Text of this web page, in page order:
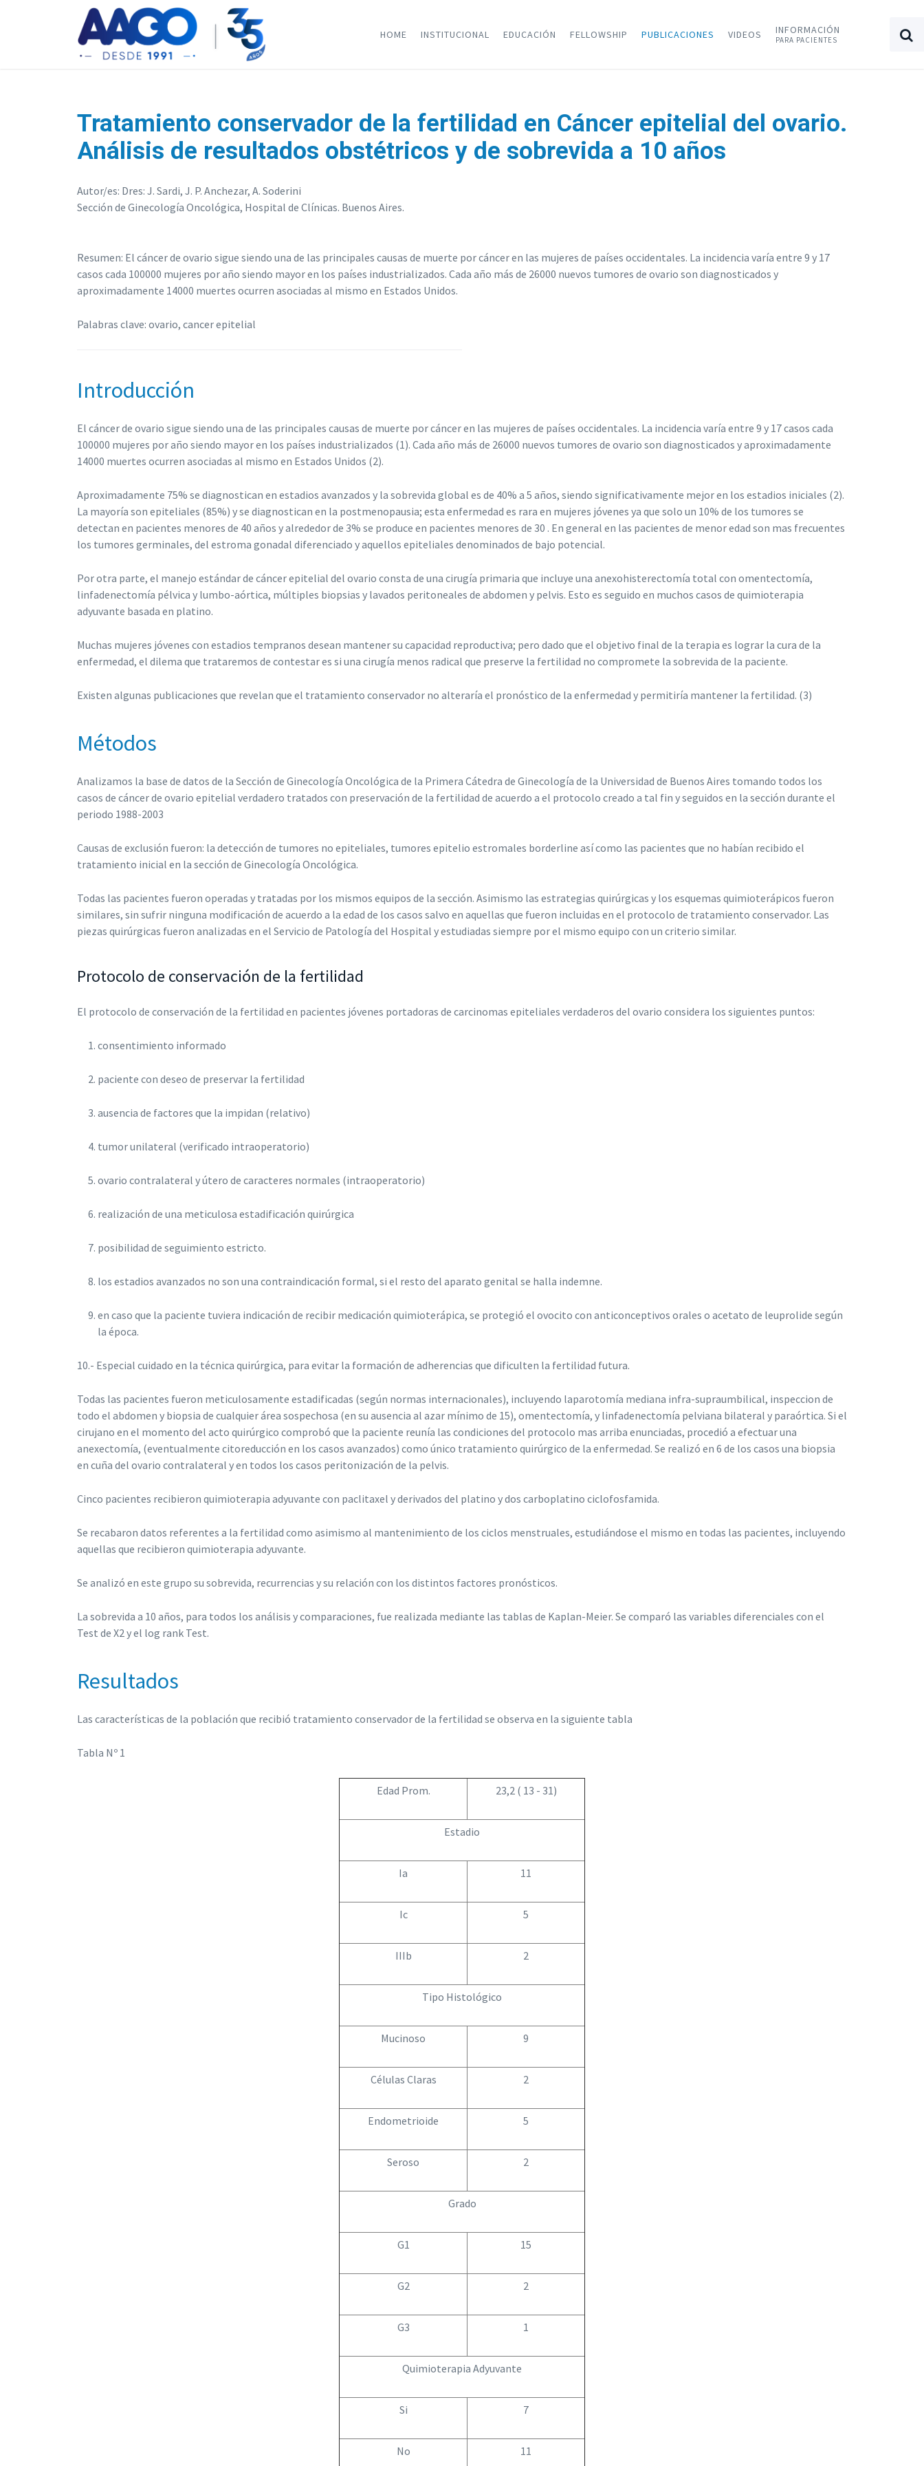
HOME INSTITUCIONAL EDUCACIÓN FELLOWSHIP PUBLICACIONES VIDEOS INFORMACIÓN
PARA PACIENTES
Tratamiento conservador de la fertilidad en Cáncer epitelial del ovario.
Análisis de resultados obstétricos y de sobrevida a 10 años
Autor/es: Dres: J. Sardi, J. P. Anchezar, A. Soderini
Sección de Ginecología Oncológica, Hospital de Clínicas. Buenos Aires.
Resumen: El cáncer de ovario sigue siendo una de las principales causas de muerte por cáncer en las mujeres de países occidentales. La incidencia varía entre 9 y 17
casos cada 100000 mujeres por año siendo mayor en los países industrializados. Cada año más de 26000 nuevos tumores de ovario son diagnosticados y
aproximadamente 14000 muertes ocurren asociadas al mismo en Estados Unidos.
Palabras clave: ovario, cancer epitelial
Introducción
El cáncer de ovario sigue siendo una de las principales causas de muerte por cáncer en las mujeres de países occidentales. La incidencia varía entre 9 y 17 casos cada
100000 mujeres por año siendo mayor en los países industrializados (1). Cada año más de 26000 nuevos tumores de ovario son diagnosticados y aproximadamente
14000 muertes ocurren asociadas al mismo en Estados Unidos (2).
Aproximadamente 75% se diagnostican en estadios avanzados y la sobrevida global es de 40% a 5 años, siendo significativamente mejor en los estadios iniciales (2).
La mayoría son epiteliales (85%) y se diagnostican en la postmenopausia; esta enfermedad es rara en mujeres jóvenes ya que solo un 10% de los tumores se
detectan en pacientes menores de 40 años y alrededor de 3% se produce en pacientes menores de 30 . En general en las pacientes de menor edad son mas frecuentes
los tumores germinales, del estroma gonadal diferenciado y aquellos epiteliales denominados de bajo potencial.
Por otra parte, el manejo estándar de cáncer epitelial del ovario consta de una cirugía primaria que incluye una anexohisterectomía total con omentectomía,
linfadenectomía pélvica y lumbo-aórtica, múltiples biopsias y lavados peritoneales de abdomen y pelvis. Esto es seguido en muchos casos de quimioterapia
adyuvante basada en platino.
Muchas mujeres jóvenes con estadios tempranos desean mantener su capacidad reproductiva; pero dado que el objetivo final de la terapia es lograr la cura de la
enfermedad, el dilema que trataremos de contestar es si una cirugía menos radical que preserve la fertilidad no compromete la sobrevida de la paciente.
Existen algunas publicaciones que revelan que el tratamiento conservador no alteraría el pronóstico de la enfermedad y permitiría mantener la fertilidad. (3)
Métodos
Analizamos la base de datos de la Sección de Ginecología Oncológica de la Primera Cátedra de Ginecología de la Universidad de Buenos Aires tomando todos los
casos de cáncer de ovario epitelial verdadero tratados con preservación de la fertilidad de acuerdo a el protocolo creado a tal fin y seguidos en la sección durante el
periodo 1988-2003
Causas de exclusión fueron: la detección de tumores no epiteliales, tumores epitelio estromales borderline así como las pacientes que no habían recibido el
tratamiento inicial en la sección de Ginecología Oncológica.
Todas las pacientes fueron operadas y tratadas por los mismos equipos de la sección. Asimismo las estrategias quirúrgicas y los esquemas quimioterápicos fueron
similares, sin sufrir ninguna modificación de acuerdo a la edad de los casos salvo en aquellas que fueron incluidas en el protocolo de tratamiento conservador. Las
piezas quirúrgicas fueron analizadas en el Servicio de Patología del Hospital y estudiadas siempre por el mismo equipo con un criterio similar.
Protocolo de conservación de la fertilidad
El protocolo de conservación de la fertilidad en pacientes jóvenes portadoras de carcinomas epiteliales verdaderos del ovario considera los siguientes puntos:
consentimiento informado
paciente con deseo de preservar la fertilidad
ausencia de factores que la impidan (relativo)
tumor unilateral (verificado intraoperatorio)
ovario contralateral y útero de caracteres normales (intraoperatorio)
realización de una meticulosa estadificación quirúrgica
posibilidad de seguimiento estricto.
los estadios avanzados no son una contraindicación formal, si el resto del aparato genital se halla indemne.
en caso que la paciente tuviera indicación de recibir medicación quimioterápica, se protegió el ovocito con anticonceptivos orales o acetato de leuprolide según
la época.
10.- Especial cuidado en la técnica quirúrgica, para evitar la formación de adherencias que dificulten la fertilidad futura.
Todas las pacientes fueron meticulosamente estadificadas (según normas internacionales), incluyendo laparotomía mediana infra-supraumbilical, inspeccion de
todo el abdomen y biopsia de cualquier área sospechosa (en su ausencia al azar mínimo de 15), omentectomía, y linfadenectomía pelviana bilateral y paraórtica. Si el
cirujano en el momento del acto quirúrgico comprobó que la paciente reunía las condiciones del protocolo mas arriba enunciadas, procedió a efectuar una
anexectomía, (eventualmente citoreducción en los casos avanzados) como único tratamiento quirúrgico de la enfermedad. Se realizó en 6 de los casos una biopsia
en cuña del ovario contralateral y en todos los casos peritonización de la pelvis.
Cinco pacientes recibieron quimioterapia adyuvante con paclitaxel y derivados del platino y dos carboplatino ciclofosfamida.
Se recabaron datos referentes a la fertilidad como asimismo al mantenimiento de los ciclos menstruales, estudiándose el mismo en todas las pacientes, incluyendo
aquellas que recibieron quimioterapia adyuvante.
Se analizó en este grupo su sobrevida, recurrencias y su relación con los distintos factores pronósticos.
La sobrevida a 10 años, para todos los análisis y comparaciones, fue realizada mediante las tablas de Kaplan-Meier. Se comparó las variables diferenciales con el
Test de X2 y el log rank Test.
Resultados
Las características de la población que recibió tratamiento conservador de la fertilidad se observa en la siguiente tabla
Tabla Nº 1
Edad Prom. 23,2 ( 13 - 31)
Estadio
Ia 11
Ic 5
IIIb 2
Tipo Histológico
Mucinoso 9
Células Claras 2
Endometrioide 5
Seroso 2
Grado
G1 15
G2 2
G3 1
Quimioterapia Adyuvante
Si 7
No 11